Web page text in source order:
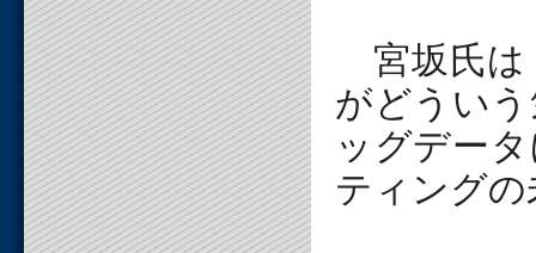
宮坂氏は
がどうい
ッグデー
ティング